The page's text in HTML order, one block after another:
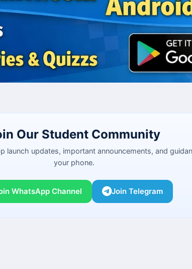
Our Student Community
launch updates, important announcements, and
your phone.
WhatsApp Channel Join Telegram